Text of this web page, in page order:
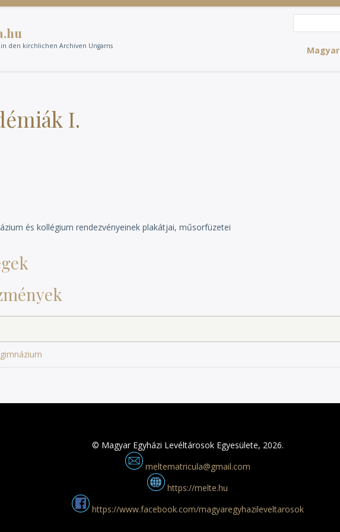
den kirchlichen Archiven Ungarns
Suche
Magyar
I.
és kollégium rendezvényeinek plakátjai, műsorfüzetei
© Magyar Egyházi Levéltárosok Egyesülete, 2026.
meltematricula@gmail.com
https://melte.hu
https://www.facebook.com/magyaregyhazileveltarosok